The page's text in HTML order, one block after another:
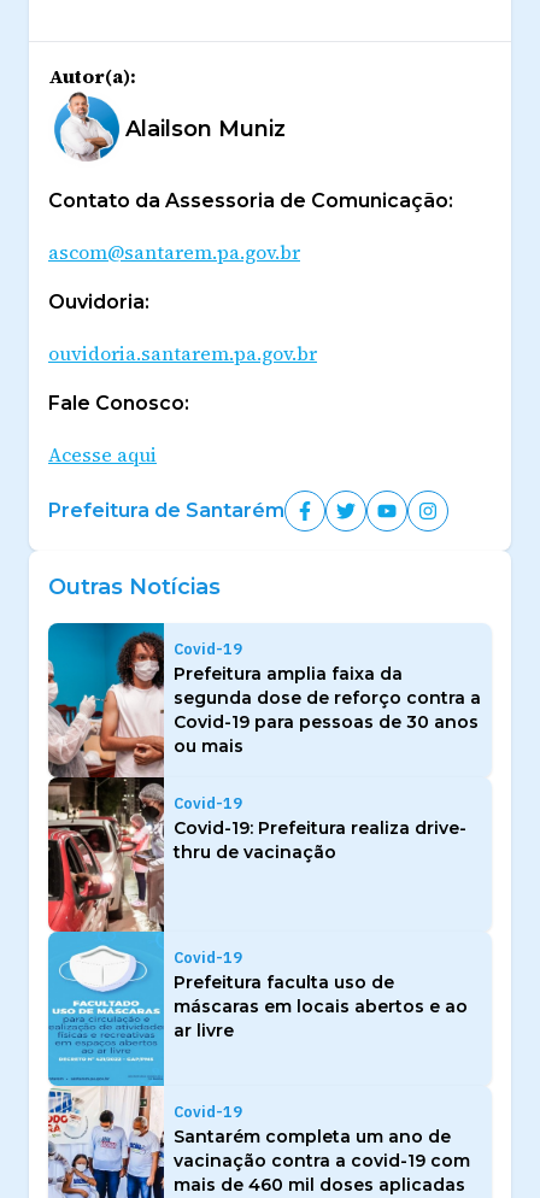
Autor(a):
Alailson Muniz
Contato da Assessoria de Comunicação:
ascom@santarem.pa.gov.br
Ouvidoria:
ouvidoria.santarem.pa.gov.br
Fale Conosco:
Acesse aqui
Prefeitura de Santarém
Outras Notícias
Covid-19
Prefeitura amplia faixa da
segunda dose de reforço contra a
Covid-19 para pessoas de 30 anos
ou mais
Covid-19
Covid-19: Prefeitura realiza drive-
thru de vacinação
Covid-19
Prefeitura faculta uso de
máscaras em locais abertos e ao
ar livre
Covid-19
Santarém completa um ano de
vacinação contra a covid-19 com
mais de 460 mil doses aplicadas